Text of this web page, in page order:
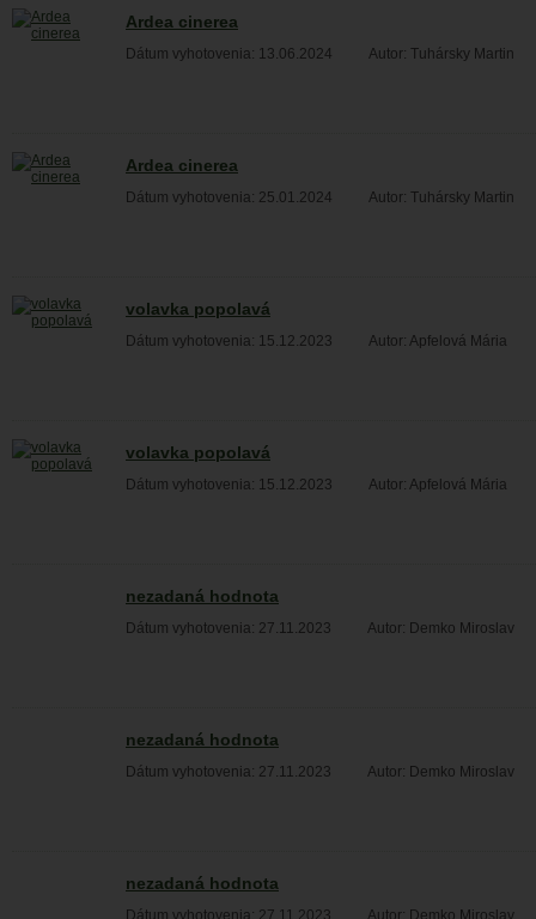
Ardea cinerea
Dátum vyhotovenia: 13.06.2024 Autor: Tuhársky Martin
Ardea cinerea
Dátum vyhotovenia: 25.01.2024 Autor: Tuhársky Martin
volavka popolavá
Dátum vyhotovenia: 15.12.2023 Autor: Apfelová Mária
volavka popolavá
Dátum vyhotovenia: 15.12.2023 Autor: Apfelová Mária
nezadaná hodnota
Dátum vyhotovenia: 27.11.2023 Autor: Demko Miroslav
nezadaná hodnota
Dátum vyhotovenia: 27.11.2023 Autor: Demko Miroslav
nezadaná hodnota
Dátum vyhotovenia: 27.11.2023 Autor: Demko Miroslav